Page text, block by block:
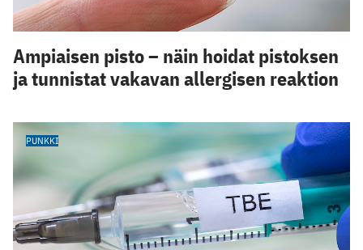
Ampiaisen pisto – näin hoidat pistoksen
ja tunnistat vakavan allergisen reaktion
PUNKKI